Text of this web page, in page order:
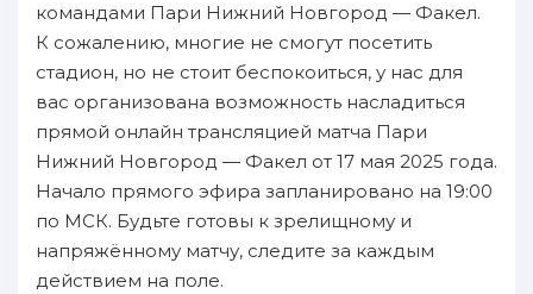
командами Пари Нижний Новгород — Факел.
К сожалению, многие не смогут посетить
стадион, но не стоит беспокоиться, у нас для
вас организована возможность насладиться
прямой онлайн трансляцией матча Пари
Нижний Новгород — Факел от 17 мая 2025 года.
Начало прямого эфира запланировано на 19:00
по МСК. Будьте готовы к зрелищному и
напряжённому матчу, следите за каждым
действием на поле.